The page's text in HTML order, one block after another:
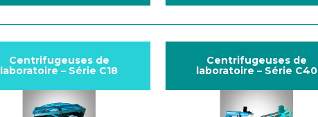
Centrifugeuses de
laboratoire – Série C18
Centrifugeuses de
laboratoire – Série C40